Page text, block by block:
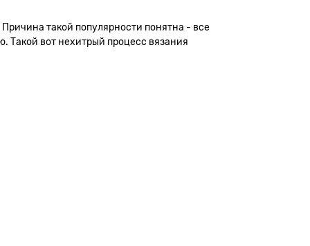
такой популярности понятна - все
Такой вот нехитрый процесс вязания